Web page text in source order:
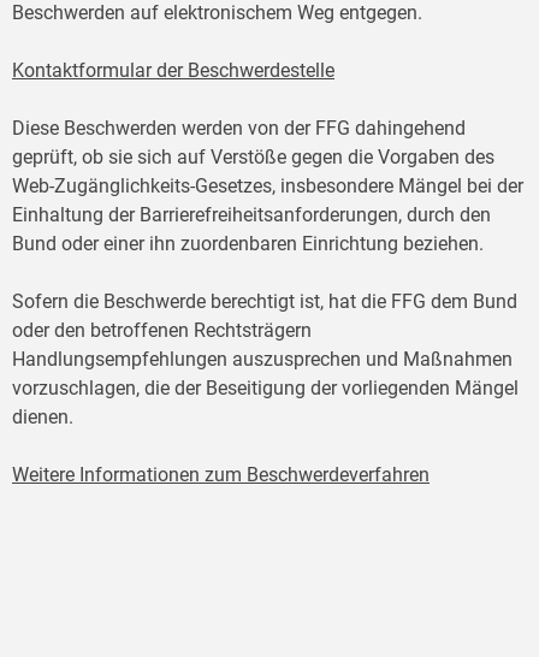
Beschwerden auf elektronischem Weg entgegen.
Kontaktformular der Beschwerdestelle
Diese Beschwerden werden von der FFG dahingehend
geprüft, ob sie sich auf Verstöße gegen die Vorgaben des
Web-Zugänglichkeits-Gesetzes, insbesondere Mängel bei der
Einhaltung der Barrierefreiheitsanforderungen, durch den
Bund oder einer ihn zuordenbaren Einrichtung beziehen.
Sofern die Beschwerde berechtigt ist, hat die FFG dem Bund
oder den betroffenen Rechtsträgern
Handlungsempfehlungen auszusprechen und Maßnahmen
vorzuschlagen, die der Beseitigung der vorliegenden Mängel
dienen.
Weitere Informationen zum Beschwerdeverfahren